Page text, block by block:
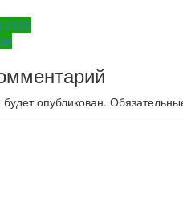
опубликован.